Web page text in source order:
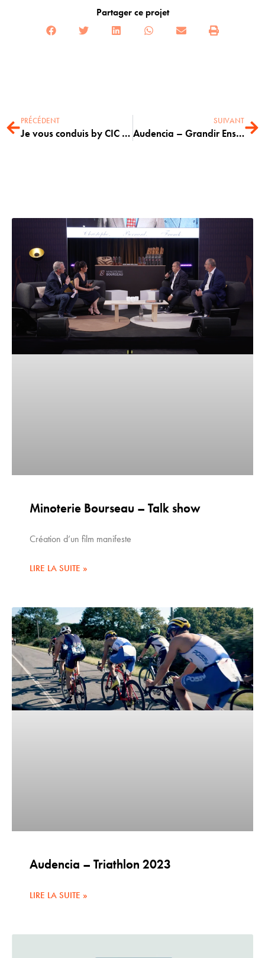
Partager ce projet
PRÉCÉDENT
Je vous conduis by CIC Ouest – Saison 4
SUIVANT
Audencia – Grandir Ensemble
Minoterie Bourseau – Talk show
Création d’un film manifeste
LIRE LA SUITE »
Audencia – Triathlon 2023
LIRE LA SUITE »